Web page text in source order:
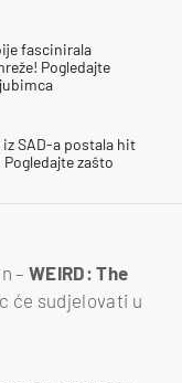
fascinirala
Pogledajte
SAD-a postala hit
zašto
– WEIRD: The
će sudjelovati u